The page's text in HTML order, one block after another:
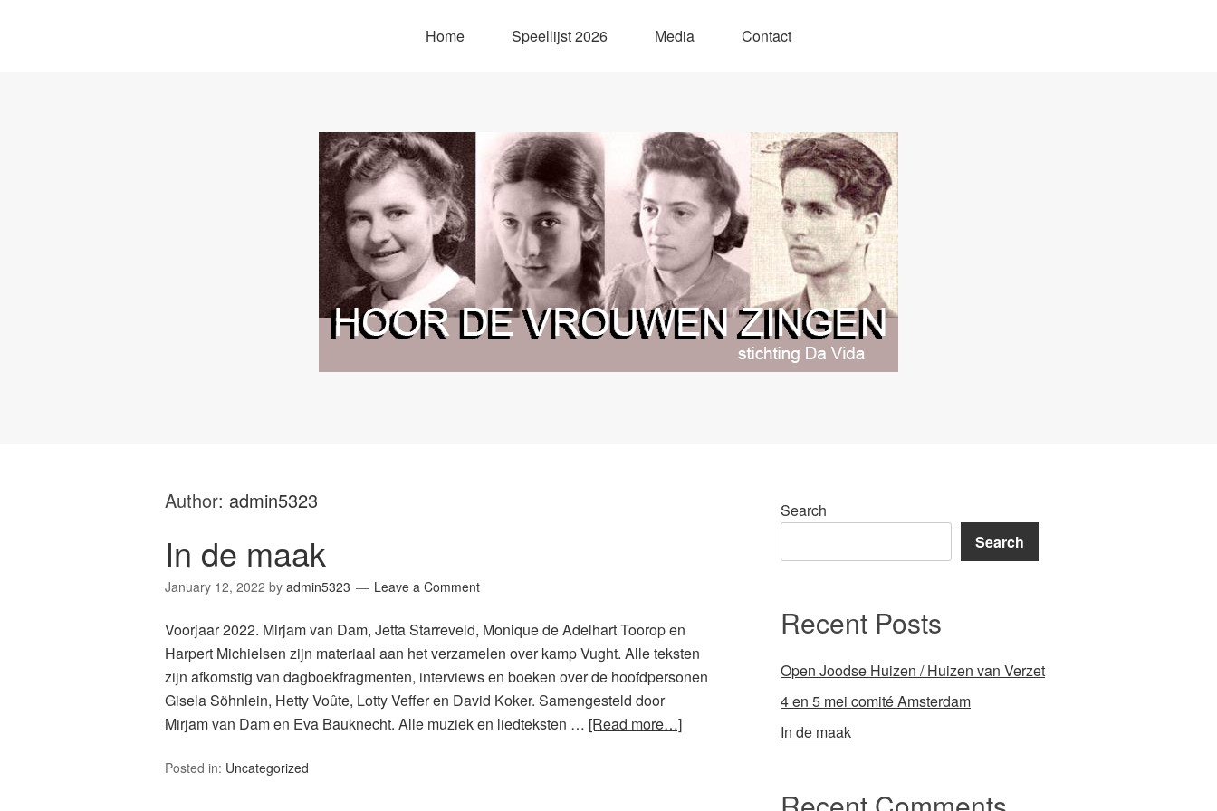
Home Speellijst 2026 Media Contact
Author: admin5323
In de maak
January 12, 2022 by admin5323 Leave a Comment
Voorjaar 2022. Mirjam van Dam, Jetta Starreveld, Monique de Adelhart Toorop en
Harpert Michielsen zijn materiaal aan het verzamelen over kamp Vught. Alle teksten
zijn afkomstig van dagboekfragmenten, interviews en boeken over de hoofdpersonen
Gisela Söhnlein, Hetty Voûte, Lotty Veffer en David Koker. Samengesteld door
Mirjam van Dam en Eva Bauknecht. Alle muziek en liedteksten … [Read more…]
Posted in: Uncategorized
Search
Search
Recent Posts
Open Joodse Huizen / Huizen van Verzet
4 en 5 mei comité Amsterdam
In de maak